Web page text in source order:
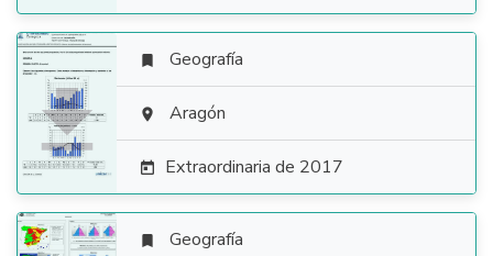

 Geografía
 Aragón
 Extraordinaria de 2017
 Geografía